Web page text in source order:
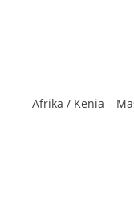
Afrika / Kenia –